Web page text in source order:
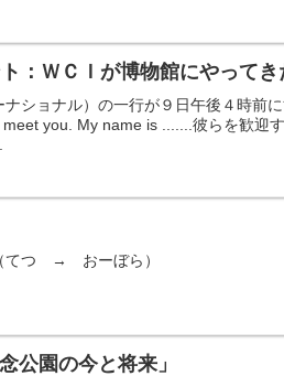
：ＷＣＩが博物館にやってき
ショナル）の一行が９日午後４時前
you. My name is .......彼らを歓迎
てつ → おーぼら）
公園の今と将来」